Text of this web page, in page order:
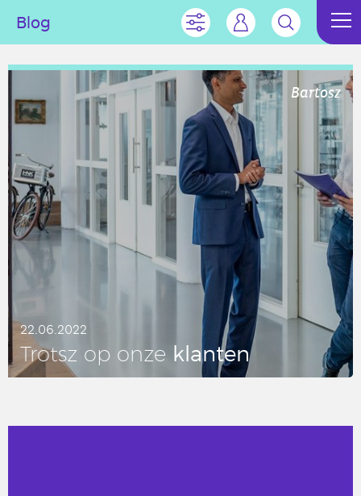
Blog
Bartosz
22.06.2022
Trotsz op onze klanten